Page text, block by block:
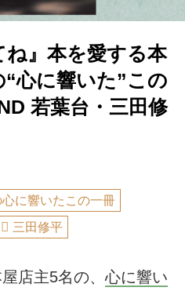
ね』本を愛する本
心に響いた”この
若葉台・三田修
に響いたこの一冊
三田修平
店主5名の、心に響い